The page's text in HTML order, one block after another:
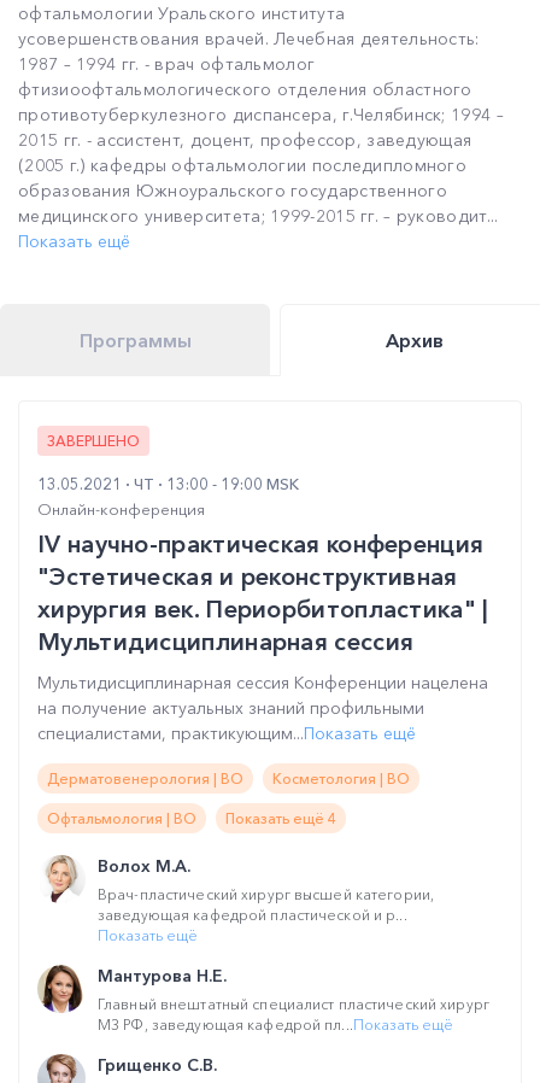
офтальмологии Уральского института
усовершенствования врачей. Лечебная деятельность:
1987 – 1994 гг. - врач офтальмолог
фтизиоофтальмологического отделения областного
противотуберкулезного диспансера, г.Челябинск; 1994 –
2015 гг. - ассистент, доцент, профессор, заведующая
(2005 г.) кафедры офтальмологии последипломного
образования Южноуральского государственного
медицинского университета; 1999-2015 гг. – руководит...
Показать ещё
Программы Архив
ЗАВЕРШЕНО
13.05.2021 ЧТ
13:00 - 19:00 MSK
Онлайн-конференция
IV научно-практическая конференция
"Эстетическая и реконструктивная
хирургия век. Периорбитопластика" |
Мультидисциплинарная сессия
Мультидисциплинарная сессия Конференции нацелена
на получение актуальных знаний профильными
специалистами, практикующим...Показать ещё
Дерматовенерология | ВО Косметология | ВО
Офтальмология | ВО Показать ещё 4
Волох М.А.
Врач-пластический хирург высшей категории,
заведующая кафедрой пластической и р...
Показать ещё
Мантурова Н.Е.
Главный внештатный специалист пластический хирург
МЗ РФ, заведующая кафедрой пл...Показать ещё
Грищенко С.В.